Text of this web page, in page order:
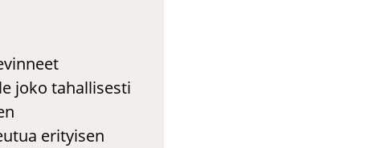
joko tahallisesti
erityisen